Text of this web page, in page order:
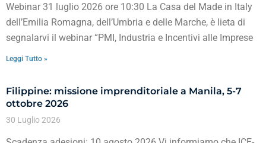
Webinar 31 luglio 2026 ore 10:30 La Casa del Made in Italy
dell’Emilia Romagna, dell’Umbria e delle Marche, è lieta di
segnalarvi il webinar “PMI, Industria e Incentivi alle Imprese
Leggi Tutto »
Filippine: missione imprenditoriale a Manila, 5-7
ottobre 2026
30 Luglio 2026